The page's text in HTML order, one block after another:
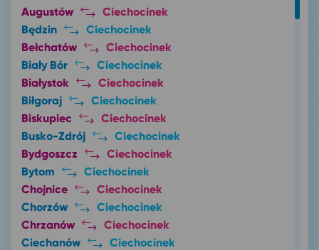
Augustów
Ciechocinek
Będzin
Ciechocinek
Bełchatów
Ciechocinek
Biały Bór
Ciechocinek
Białystok
Ciechocinek
Biłgoraj
Ciechocinek
Biskupiec
Ciechocinek
Busko-Zdrój
Ciechocinek
Bydgoszcz
Ciechocinek
Bytom
Ciechocinek
Chojnice
Ciechocinek
Chorzów
Ciechocinek
Chrzanów
Ciechocinek
Ciechanów
Ciechocinek